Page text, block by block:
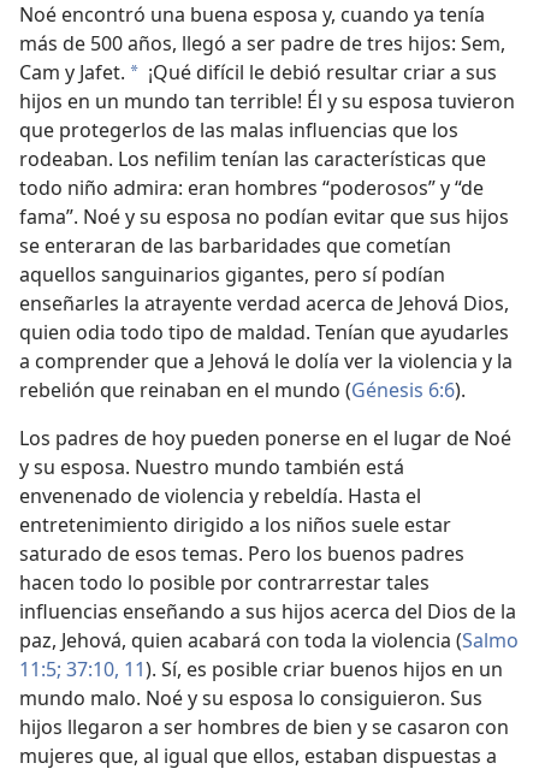
Noé encontró una buena esposa y, cuando ya tenía
más de 500 años, llegó a ser padre de tres hijos: Sem,
Cam y Jafet. * ¡Qué difícil le debió resultar criar a sus
hijos en un mundo tan terrible! Él y su esposa tuvieron
que protegerlos de las malas influencias que los
rodeaban. Los nefilim tenían las características que
todo niño admira: eran hombres “poderosos” y “de
fama”. Noé y su esposa no podían evitar que sus hijos
se enteraran de las barbaridades que cometían
aquellos sanguinarios gigantes, pero sí podían
enseñarles la atrayente verdad acerca de Jehová Dios,
quien odia todo tipo de maldad. Tenían que ayudarles
a comprender que a Jehová le dolía ver la violencia y la
rebelión que reinaban en el mundo (Génesis 6:6).
Los padres de hoy pueden ponerse en el lugar de Noé
y su esposa. Nuestro mundo también está
envenenado de violencia y rebeldía. Hasta el
entretenimiento dirigido a los niños suele estar
saturado de esos temas. Pero los buenos padres
hacen todo lo posible por contrarrestar tales
influencias enseñando a sus hijos acerca del Dios de la
paz, Jehová, quien acabará con toda la violencia (Salmo
11:5; 37:10, 11). Sí, es posible criar buenos hijos en un
mundo malo. Noé y su esposa lo consiguieron. Sus
hijos llegaron a ser hombres de bien y se casaron con
mujeres que, al igual que ellos, estaban dispuestas a